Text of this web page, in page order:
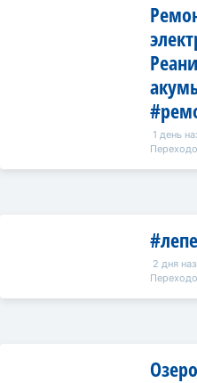
1 день
2 дня